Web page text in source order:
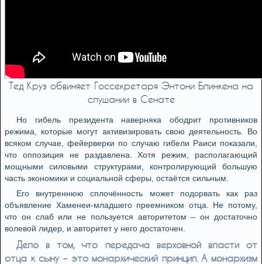
Тед Круз обвиняет Госсекретаря Энтони Блинкена на
слушании в Сенате
Но гибель президента наверняка ободрит противников
режима, которые могут активизировать свою деятельность. Во
всяком случае, фейерверки по случаю гибели Раиси показали,
что оппозиция не раздавлена. Хотя режим, располагающий
мощными силовыми структурами, контролирующий большую
часть экономики и социальной сферы, остаётся сильным.
Его внутреннюю сплочённость может подорвать как раз
объявление Хаменеи-младшего преемником отца. Не потому,
что он слаб или не пользуется авторитетом – он достаточно
волевой лидер, и авторитет у него достаточен.
Дело в том, что передача верховной власти от
отца к сыну – это монархический принцип. А монархизм